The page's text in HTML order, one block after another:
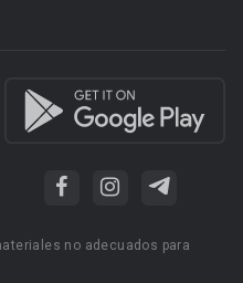
no adecuados para